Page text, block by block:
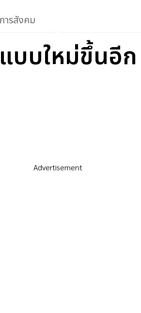
ารสังคม
บบใหม่ขึ้นอี
Advertisement